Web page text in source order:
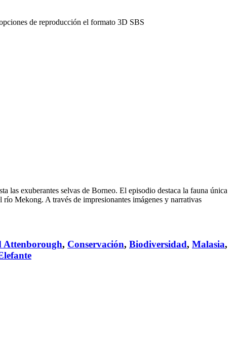
de reproducción el formato 3D SBS
las exuberantes selvas de Borneo. El episodio destaca la fauna única
Mekong. A través de impresionantes imágenes y narrativas
Attenborough, Conservación, Biodiversidad, Malasia,